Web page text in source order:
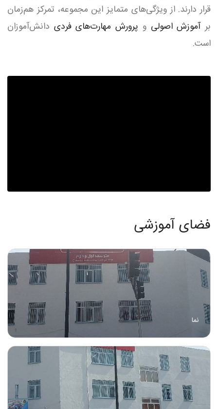
قرار دارند. از ویژگی‌های متمایز این مجموعه، تمرکز هم‌زمان
برآموزش اصولی و پرورش مهارت‌های فردی دانش‌آموزان
است.
فضای آموزشی
نما